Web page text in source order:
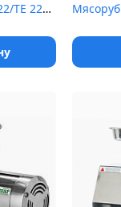
Мясорубка FIMAR 22/TE 220B Unger